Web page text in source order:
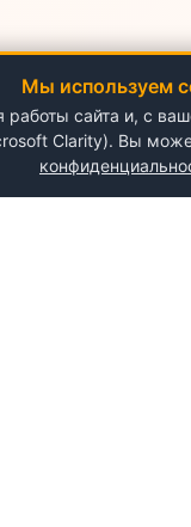
Мы используем
сайта и, с
Clarity). Вы